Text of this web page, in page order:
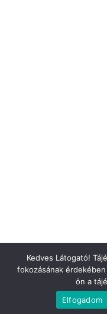
Kedves Látogató!
fokozásának
ön a
Elfogadom